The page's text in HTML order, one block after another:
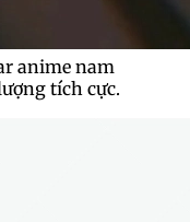
anime nam
tích cực.